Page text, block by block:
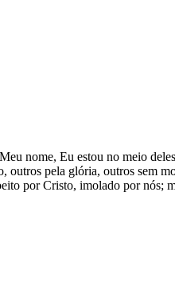
nome, Eu estou no meio
outros pela glória, outros sem
por Cristo, imolado por nós;